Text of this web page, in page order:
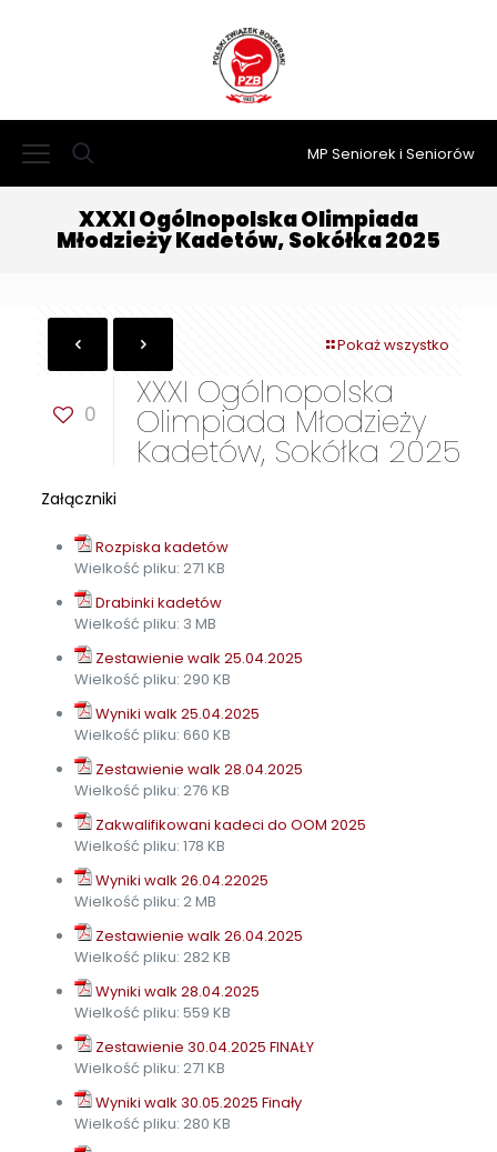
MP Seniorek i Seniorów
XXXI Ogólnopolska Olimpiada
Młodzieży Kadetów, Sokółka 2025
Pokaż wszystko
0
XXXI Ogólnopolska
Olimpiada Młodzieży
Kadetów, Sokółka 2025
Załączniki
Rozpiska kadetów
Wielkość pliku: 271 KB
Drabinki kadetów
Wielkość pliku: 3 MB
Zestawienie walk 25.04.2025
Wielkość pliku: 290 KB
Wyniki walk 25.04.2025
Wielkość pliku: 660 KB
Zestawienie walk 28.04.2025
Wielkość pliku: 276 KB
Zakwalifikowani kadeci do OOM 2025
Wielkość pliku: 178 KB
Wyniki walk 26.04.22025
Wielkość pliku: 2 MB
Zestawienie walk 26.04.2025
Wielkość pliku: 282 KB
Wyniki walk 28.04.2025
Wielkość pliku: 559 KB
Zestawienie 30.04.2025 FINAŁY
Wielkość pliku: 271 KB
Wyniki walk 30.05.2025 Finały
Wielkość pliku: 280 KB